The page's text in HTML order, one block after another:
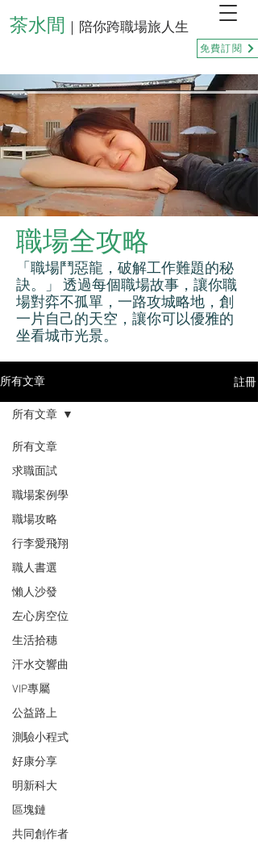
茶水間 ｜陪你跨職場旅人生
免費訂閱
職場全攻略
「職場鬥惡龍，破解工作難題的秘
訣。」 透過每個職場故事，讓你職
場對弈不孤單，一路攻城略地，創
一片自己的天空，讓你可以優雅的
坐看城市光景。
所有文章 註冊
所有文章
求職面試
職場案例學
職場攻略
行李愛飛翔
職人書選
懶人沙發
左心房空位
生活拾穗
汗水交響曲
VIP專屬
公益路上
測驗小程式
好康分享
明新科大
區塊鏈
共同創作者
所有文章